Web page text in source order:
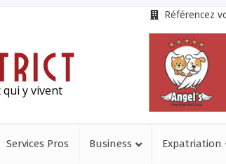
Référencez
y vivent
Services Pros Business Expatriation